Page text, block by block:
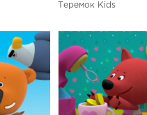
Теремок Kids